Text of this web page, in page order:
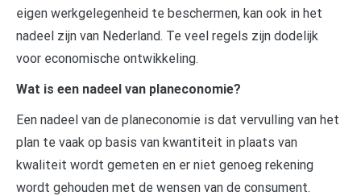
eigen werkgelegenheid te beschermen, kan ook in het
nadeel zijn van Nederland. Te veel regels zijn dodelijk
voor economische ontwikkeling.
Wat is een nadeel van planeconomie?
Een nadeel van de planeconomie is dat vervulling van het
plan te vaak op basis van kwantiteit in plaats van
kwaliteit wordt gemeten en er niet genoeg rekening
wordt gehouden met de wensen van de consument.